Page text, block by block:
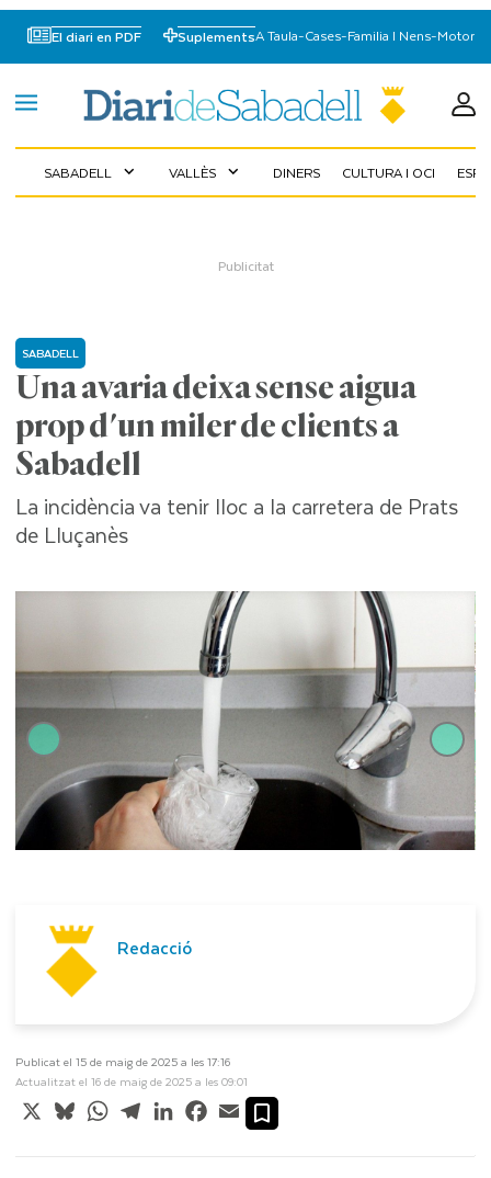
El diari en PDF SuplementsA Taula-Cases-Familia I Nens-Motor
SABADELL expand_more VALLÈS expand_more DINERS CULTURA I OCI
Una avaria deixa sense aigua
prop d'un miler de clients a
Sabadell
SABADELL
La incidència va tenir lloc a la carretera de Prats
de Lluçanès
Redacció
Publicat el 15 de maig de 2025 a les 17:16
Actualitzat el 16 de maig de 2025 a les 09:01
X BlueskyWhatsApp
TelegramLinkedInFacebook
Email